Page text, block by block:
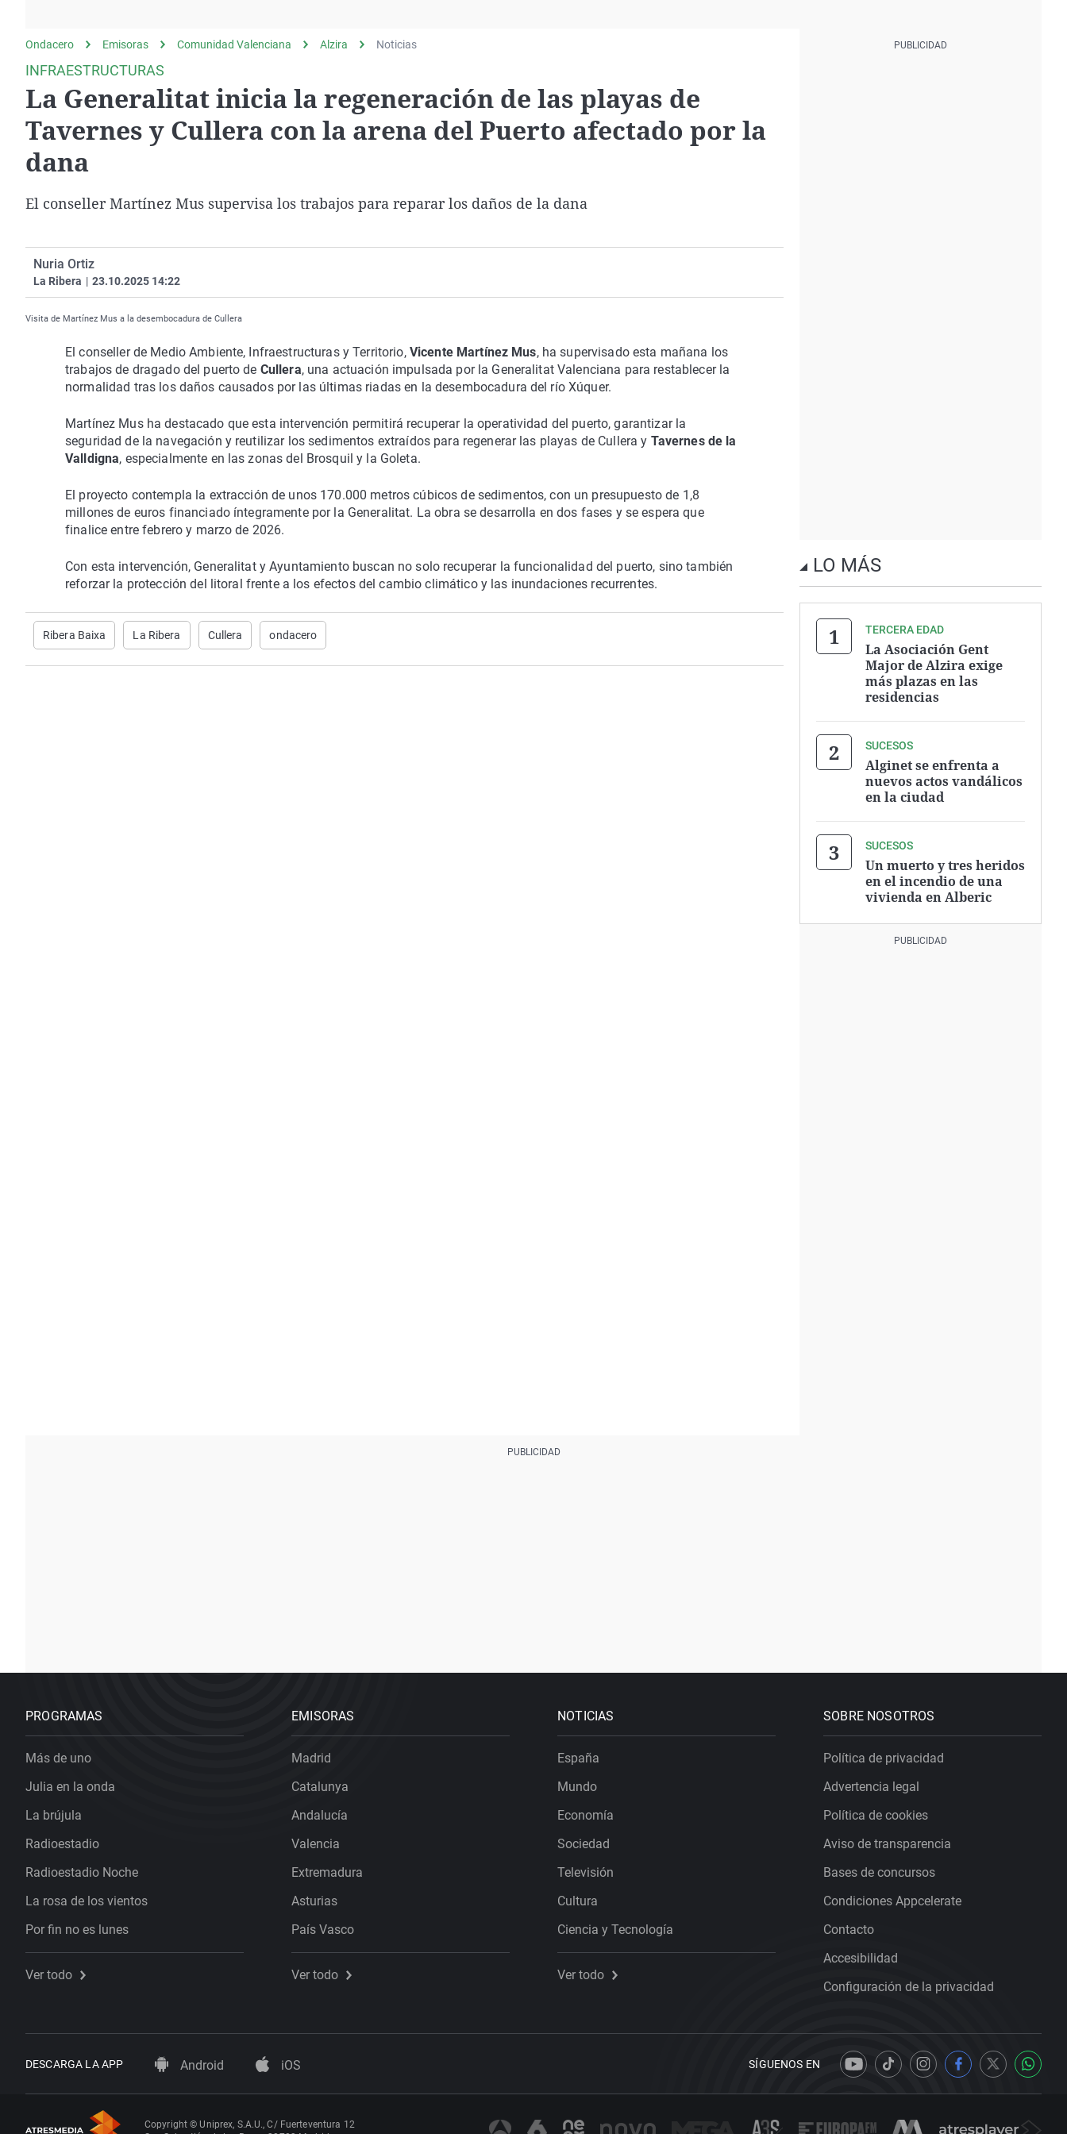
gato
Operación Viuda
Negra
Navarra
Ondacero Emisoras Comunidad Valenciana Alzira Noticias
INFRAESTRUCTURAS
La Generalitat inicia la regeneración de las playas de
Tavernes y Cullera con la arena del Puerto afectado por la
dana
El conseller Martínez Mus supervisa los trabajos para reparar los daños de la dana
Nuria Ortiz
La Ribera | 23.10.2025 14:22
Visita de Martínez Mus a la desembocadura de Cullera
El conseller de Medio Ambiente, Infraestructuras y Territorio, Vicente Martínez Mus, ha supervisado esta mañana los
trabajos de dragado del puerto de Cullera, una actuación impulsada por la Generalitat Valenciana para restablecer la
normalidad tras los daños causados por las últimas riadas en la desembocadura del río Xúquer.
Martínez Mus ha destacado que esta intervención permitirá recuperar la operatividad del puerto, garantizar la
seguridad de la navegación y reutilizar los sedimentos extraídos para regenerar las playas de Cullera y Tavernes de la
Valldigna, especialmente en las zonas del Brosquil y la Goleta.
El proyecto contempla la extracción de unos 170.000 metros cúbicos de sedimentos, con un presupuesto de 1,8
millones de euros financiado íntegramente por la Generalitat. La obra se desarrolla en dos fases y se espera que
finalice entre febrero y marzo de 2026.
Con esta intervención, Generalitat y Ayuntamiento buscan no solo recuperar la funcionalidad del puerto, sino también
reforzar la protección del litoral frente a los efectos del cambio climático y las inundaciones recurrentes.
Ribera Baixa La Ribera Cullera ondacero
LO MÁS
TERCERA EDAD
La Asociación Gent
Major de Alzira exige
más plazas en las
residencias
SUCESOS
Alginet se enfrenta a
nuevos actos vandálicos
en la ciudad
SUCESOS
Un muerto y tres heridos
en el incendio de una
vivienda en Alberic
PROGRAMAS
Más de uno
Julia en la onda
La brújula
Radioestadio
Radioestadio Noche
La rosa de los vientos
Por fin no es lunes
Ver todo
EMISORAS
Madrid
Catalunya
Andalucía
Valencia
Extremadura
Asturias
País Vasco
Ver todo
NOTICIAS
España
Mundo
Economía
Sociedad
Televisión
Cultura
Ciencia y Tecnología
Ver todo
SOBRE NOSOTROS
Política de privacidad
Advertencia legal
Política de cookies
Aviso de transparencia
Bases de concursos
Condiciones Appcelerate
Contacto
Accesibilidad
Configuración de la privacidad
DESCARGA LA APP Android iOS SÍGUENOS EN
Copyright © Uniprex, S.A.U., C/ Fuerteventura 12